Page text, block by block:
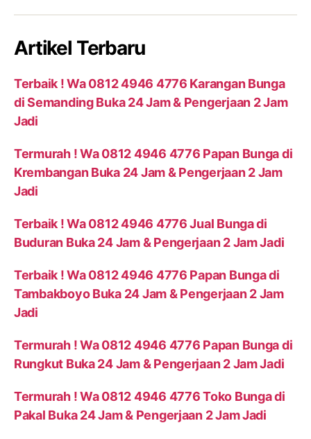
Artikel Terbaru
Terbaik ! Wa 0812 4946 4776 Karangan Bunga
di Semanding Buka 24 Jam & Pengerjaan 2 Jam
Jadi
Termurah ! Wa 0812 4946 4776 Papan Bunga di
Krembangan Buka 24 Jam & Pengerjaan 2 Jam
Jadi
Terbaik ! Wa 0812 4946 4776 Jual Bunga di
Buduran Buka 24 Jam & Pengerjaan 2 Jam Jadi
Terbaik ! Wa 0812 4946 4776 Papan Bunga di
Tambakboyo Buka 24 Jam & Pengerjaan 2 Jam
Jadi
Termurah ! Wa 0812 4946 4776 Papan Bunga di
Rungkut Buka 24 Jam & Pengerjaan 2 Jam Jadi
Termurah ! Wa 0812 4946 4776 Toko Bunga di
Pakal Buka 24 Jam & Pengerjaan 2 Jam Jadi